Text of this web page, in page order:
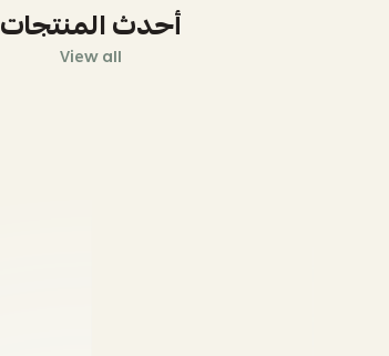
أحدث المنتجات
View all